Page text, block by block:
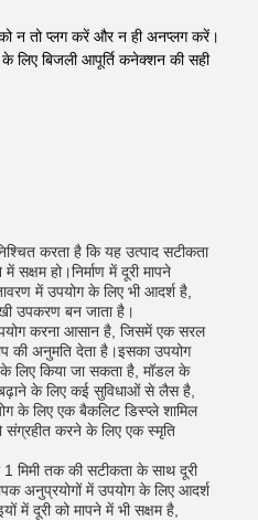
न तो प्लग करें और न ही अनप्लग करें।
लिए बिजली आपूर्ति कनेक्शन की सही
करता है कि यह उत्पाद सटीकता
सक्षम हो।निर्माण में दूरी मापने
में उपयोग के लिए भी आदर्श है,
उपकरण बन जाता है।
करना आसान है, जिसमें एक सरल
की अनुमति देता है।इसका उपयोग
लिए किया जा सकता है, मॉडल के
बढ़ाने के लिए कई सुविधाओं से लैस है,
के लिए एक बैकलिट डिस्प्ले शामिल
संग्रहीत करने के लिए एक स्मृति
1 मिमी तक की सटीकता के साथ दूरी
अनुप्रयोगों में उपयोग के लिए आदर्श
में दूरी को मापने में भी सक्षम है,